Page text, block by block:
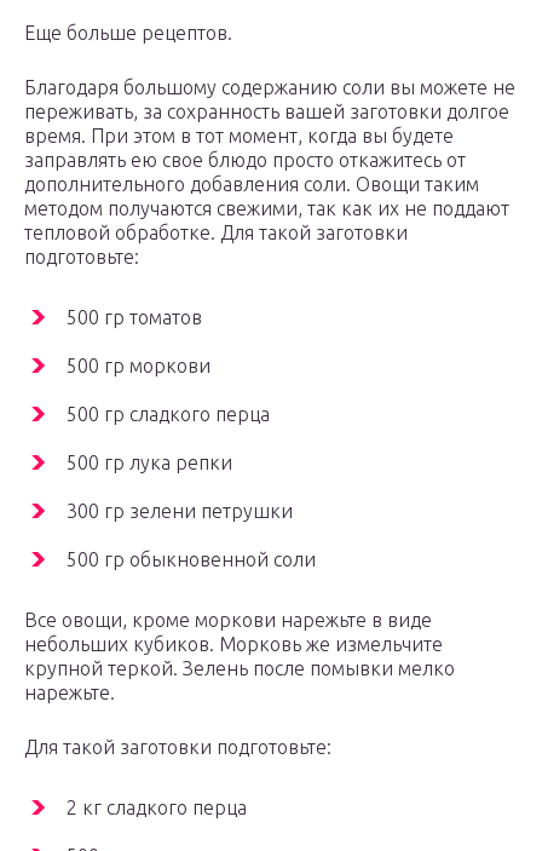
Еще больше рецептов.
Благодаря большому содержанию соли вы можете не
переживать, за сохранность вашей заготовки долгое
время. При этом в тот момент, когда вы будете
заправлять ею свое блюдо просто откажитесь от
дополнительного добавления соли. Овощи таким
методом получаются свежими, так как их не поддают
тепловой обработке. Для такой заготовки
подготовьте:
500 гр томатов
500 гр моркови
500 гр сладкого перца
500 гр лука репки
300 гр зелени петрушки
500 гр обыкновенной соли
Все овощи, кроме моркови нарежьте в виде
небольших кубиков. Морковь же измельчите
крупной теркой. Зелень после помывки мелко
нарежьте.
Для такой заготовки подготовьте:
2 кг сладкого перца